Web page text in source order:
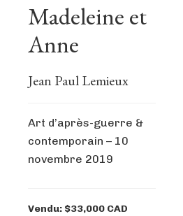
Madeleine et
Anne
Jean Paul Lemieux
Art d’après-guerre &
contemporain – 10
novembre 2019
Vendu: $33,000 CAD